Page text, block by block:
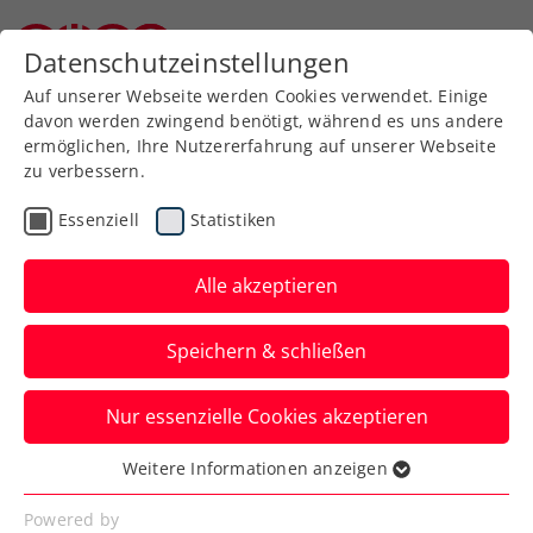
Zurück zur Newsübersicht
Turniere
Danube Upper Austria
Open powered by SKE:
Ofner und Novak
komplettieren
Viertelfinale
Damit besteht beim ATP-100-Challenger
Datenschutzeinstellungen
Auf unserer Webseite werden Cookies verwendet. Einige
davon werden zwingend benötigt, während es uns andere
ermöglichen, Ihre Nutzererfahrung auf unserer Webseite
zu verbessern.
Essenziell Statistiken
Alle akzeptieren
Speichern & schließen
Nur essenzielle Cookies akzeptieren
Essenziell
Essenzielle Cookies werden für grundlegende
Weitere Informationen anzeigen
Powered by